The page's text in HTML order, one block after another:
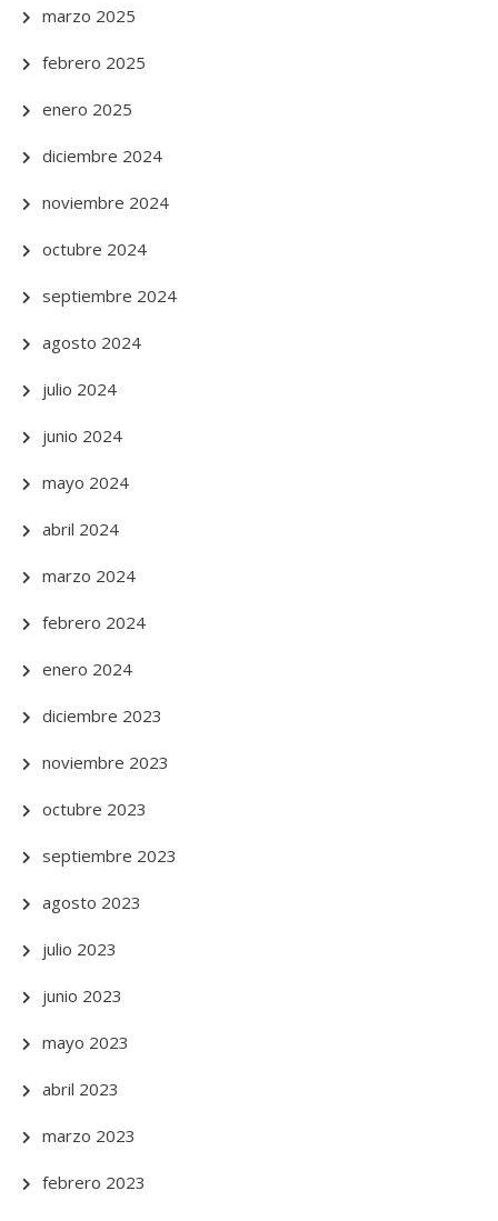
marzo 2025
febrero 2025
enero 2025
diciembre 2024
noviembre 2024
octubre 2024
septiembre 2024
agosto 2024
julio 2024
junio 2024
mayo 2024
abril 2024
marzo 2024
febrero 2024
enero 2024
diciembre 2023
noviembre 2023
octubre 2023
septiembre 2023
agosto 2023
julio 2023
junio 2023
mayo 2023
abril 2023
marzo 2023
febrero 2023